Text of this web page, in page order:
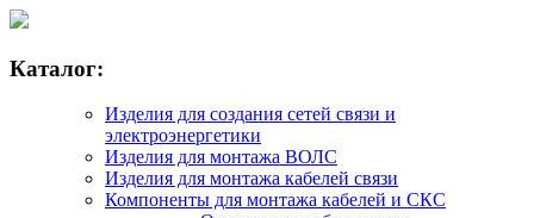
Каталог:
Изделия для создания сетей связи и
электроэнергетики
Изделия для монтажа ВОЛС
Изделия для монтажа кабелей связи
Компоненты для монтажа кабелей и СКС